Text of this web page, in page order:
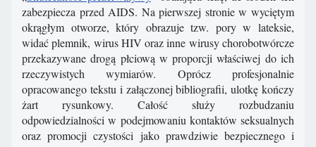
zabezpiecza przed AIDS. Na pierwszej stronie w wyciętym
okrągłym otworze, który obrazuje tzw. pory w lateksie,
widać plemnik, wirus HIV oraz inne wirusy chorobotwórcze
przekazywane drogą płciową w proporcji właściwej do ich
rzeczywistych wymiarów. Oprócz profesjonalnie
opracowanego tekstu i załączonej bibliografii, ulotkę kończy
żart rysunkowy. Całość służy rozbudzaniu
odpowiedzialności w podejmowaniu kontaktów seksualnych
oraz promocji czystości jako prawdziwie bezpiecznego i